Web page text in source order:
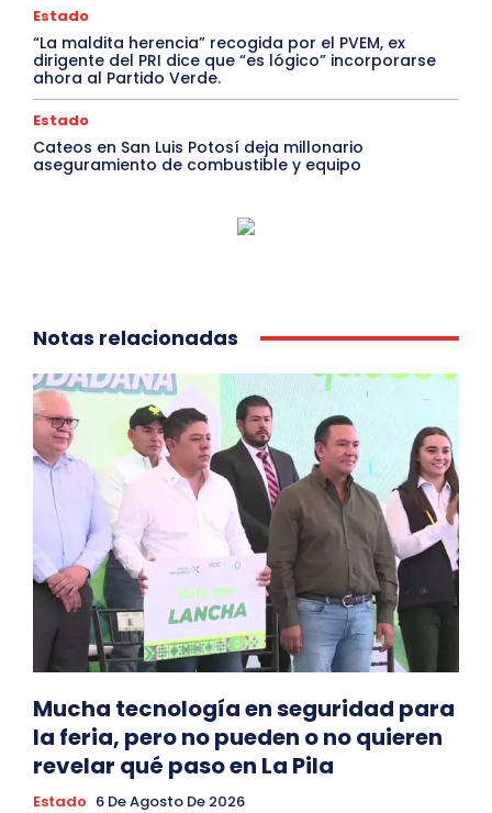
Estado
“La maldita herencia” recogida por el PVEM, ex
dirigente del PRI dice que “es lógico” incorporarse
ahora al Partido Verde.
Estado
Cateos en San Luis Potosí deja millonario
aseguramiento de combustible y equipo
Notas relacionadas
Mucha tecnología en seguridad para
la feria, pero no pueden o no quieren
revelar qué paso en La Pila
Estado 6 De Agosto De 2026